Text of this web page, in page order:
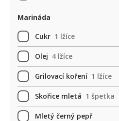
Marináda
Cukr 1 lžíce
Olej 4 lžíce
Grilovací koření 1 lžíce
Skořice mletá 1 špetka
Mletý černý pepř